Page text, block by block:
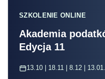
SZKOLENIE ONLINE
Akademia
Edycja 11
13.10 | 18.11 | 8.12 |